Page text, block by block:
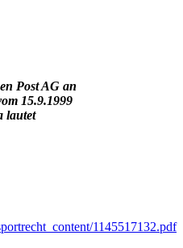
Post AG an
15.9.1999
lautet
1145517132.pdf